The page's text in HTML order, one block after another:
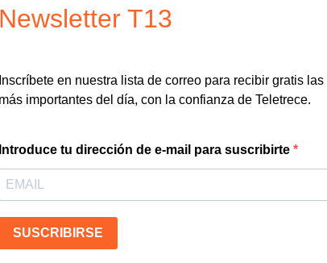
Newsletter T13
Inscríbete en nuestra lista de correo para recibir gratis
más importantes del día, con la confianza de Teletrece.
Introduce tu dirección de e-mail para suscribirte
SUSCRIBIRSE